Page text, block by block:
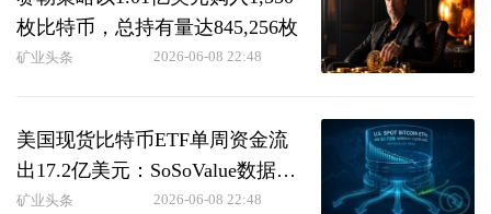
枚比特币，总持有量达845,256枚
矿业头条 2026-06-08 22:48
美国现货比特币ETF单周资金流
出17.2亿美元：SoSoValue数据显
示
矿业头条 2026-06-08 22:48